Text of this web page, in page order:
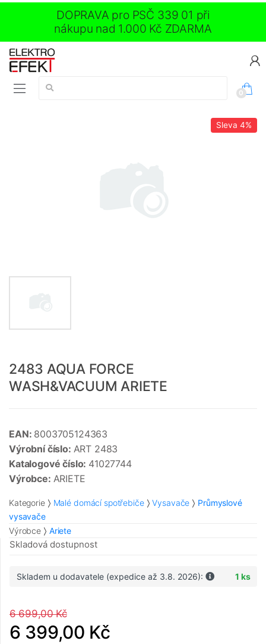
DOPRAVA pro PSČ 339 01 při
nákupu nad 1.000 Kč ZDARMA
Vyhledávání:
0
Sleva 4%
2483 AQUA FORCE
WASH&VACUUM ARIETE
EAN: 8003705124363
Výrobní číslo: ART 2483
Katalogové číslo: 41027744
Výrobce: ARIETE
Kategorie Malé domácí spotřebiče Vysavače
Průmyslové
vysavače
Výrobce
Ariete
Skladová dostupnost
Skladem u dodavatele (expedice až 3.8. 2026): 1 ks
6 699,00 Kč
6 399,00 Kč